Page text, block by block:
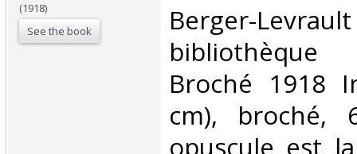
(1918)
See the book
‎Berger-
Broché 1918
cm), broché,
opuscule est